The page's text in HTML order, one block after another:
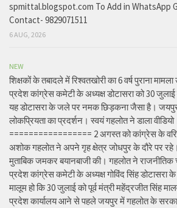
spmittal.blogspot.com To Add in WhatsApp
Contact- 9829071511
6 AUG, 2026
NEW
शिक्षकों के तबादले में रिश्वतखोरी का 6 वर्ष पुराना
प्रदेश कांग्रेस कमेटी के अध्यक्ष डोटासरा को 30 जुलाई
यह डोटासरा के जले पर नमक छिड़कना जैसा है।
लोकप्रियता का प्रदर्शन। स्वयं गहलोत ने डाला
================= 2 अगस्त को कांग्रेस के
अशोक गहलोत ने अपने गृह क्षेत्र जोधपुर के दौरे पर
मुताबिक जमकर बयानबाजी की। गहलोत ने
प्रदेश कांग्रेस कमेटी के अध्यक्ष गोविंद सिंह डोटासरा के
मालूम हो कि 30 जुलाई को पूर्व मंत्री महेंद्रजीत सिंह
प्रदेश कार्यालय आने से पहले जयपुर में गहलोत के